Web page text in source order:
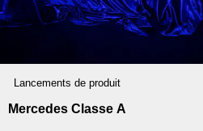
Lancements de produit
Mercedes Classe A